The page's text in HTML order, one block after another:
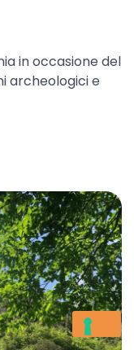
in occasione del
archeologici e